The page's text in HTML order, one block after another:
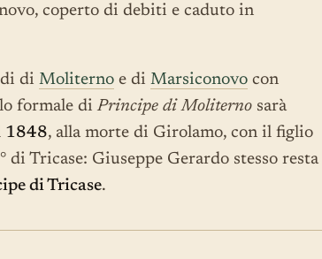
coperto di debiti e caduto in
di Moliterno e di Marsiconovo con
formale diPrincipe di Moliterno sarà
1848, alla morte di Girolamo, con il figlio
Tricase: Giuseppe Gerardo stesso resta
di Tricase.